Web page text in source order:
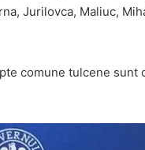
Jurilovca, Maliuc,
comune tulcene